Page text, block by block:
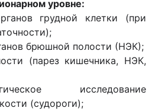
уровне:
грудной клетки (при
брюшной полости (НЭК);
(парез кишечника, НЭК,
исследование
(судороги);